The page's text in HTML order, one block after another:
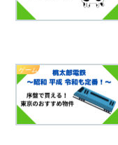
ゲーム